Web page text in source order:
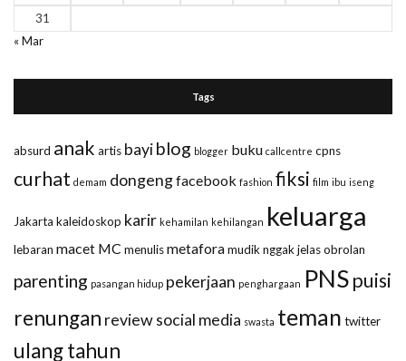
31
« Mar
Tags
absurd anak artis bayiblog blogger buku callcentre cpns
curhat demam dongengfacebook fashion fiksi film ibu iseng
Jakarta kaleidoskop karir kehamilan kehilangan keluarga
lebaran macet MC menulismetaforamudiknggak jelasobrolan
parenting pasangan hidup pekerjaan penghargaan PNSpuisi
renungan reviewsocial media swasta teman twitter
ulang tahun